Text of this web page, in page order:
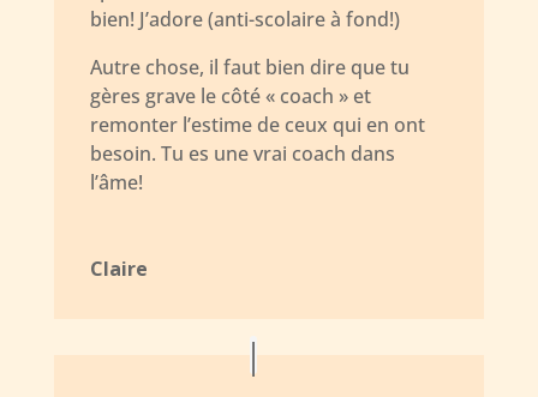
bien! J’adore (anti-scolaire à fond!)
Autre chose, il faut bien dire que tu
gères grave le côté « coach » et
remonter l’estime de ceux qui en ont
besoin. Tu es une vrai coach dans
l’âme!
Claire